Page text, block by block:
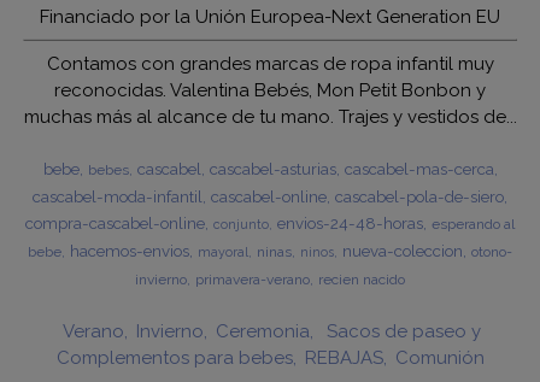
Financiado por la Unión Europea-Next Generation EU
Contamos con grandes marcas de ropa infantil muy
reconocidas. Valentina Bebés, Mon Petit Bonbon y
muchas más al alcance de tu mano. Trajes y vestidos de...
bebe bebes cascabel cascabel-asturias cascabel-mas-cerca
cascabel-moda-infantil cascabel-online cascabel-pola-de-siero
compra-cascabel-online conjunto envios-24-48-horas esperando al
bebe hacemos-envios mayoral ninas ninos nueva-coleccion otono-
invierno primavera-verano recien nacido
Verano Invierno Ceremonia
Sacos de paseo y
Complementos para bebes
REBAJAS Comunión